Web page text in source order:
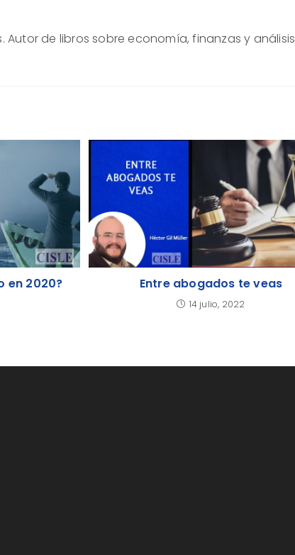
de libros sobre economía, finanzas y análisis
en 2020? Entre abogados te veas
14 julio, 2022